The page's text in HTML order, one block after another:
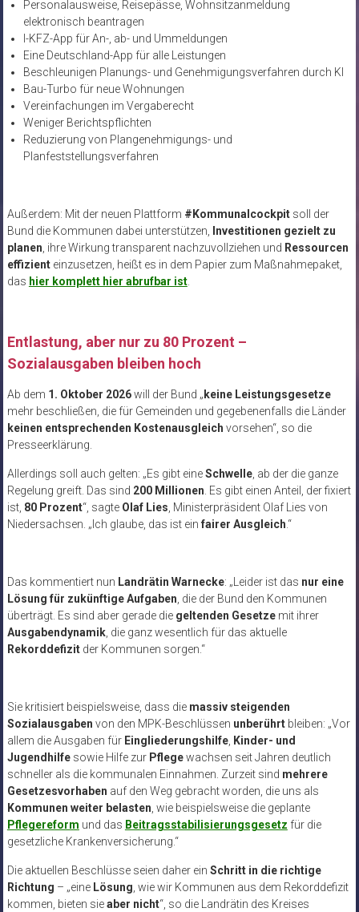
Personalausweise, Reisepässe, Wohnsitzanmeldung
elektronisch beantragen
I-KFZ-App für An-, ab- und Ummeldungen
Eine Deutschland-App für alle Leistungen
Beschleunigen Planungs- und Genehmigungsverfahren durch KI
Bau-Turbo für neue Wohnungen
Vereinfachungen im Vergaberecht
Weniger Berichtspflichten
Reduzierung von Plangenehmigungs- und
Planfeststellungsverfahren
Außerdem: Mit der neuen Plattform #Kommunalcockpitsoll der
Bund die Kommunen dabei unterstützen, Investitionen gezielt zu
planen, ihre Wirkung transparent nachzuvollziehen und Ressourcen
effizienteinzusetzen, heißt es in dem Papier zum Maßnahmepaket,
das hier komplett hier abrufbar ist.
Entlastung, aber nur zu 80 Prozent –
Sozialausgaben bleiben hoch
Ab dem 1. Oktober 2026will der Bund „ keine Leistungsgesetze
mehr beschließen, die für Gemeinden und gegebenenfalls die Länder
keinen entsprechenden Kostenausgleich vorsehen“, so die
Presseerklärung.
Allerdings soll auch gelten: „Es gibt eineSchwelle, ab der die ganze
Regelung greift. Das sind 200 Millionen. Es gibt einen Anteil, der fixiert
ist, 80 Prozent“, sagte Olaf Lies, Ministerpräsident Olaf Lies von
Niedersachsen. „Ich glaube, das ist ein fairer Ausgleich.“
Das kommentiert nun Landrätin Warnecke: „Leider ist das nur eine
Lösung für zukünftige Aufgaben, die der Bund den Kommunen
überträgt. Es sind aber gerade die geltenden Gesetzemit ihrer
Ausgabendynamik, die ganz wesentlich für das aktuelle
Rekorddefizitder Kommunen sorgen.“
Sie kritisiert beispielsweise, dass die massiv steigenden
Sozialausgaben von den MPK-Beschlüssen unberührtbleiben: „Vor
allem die Ausgaben für Eingliederungshilfe, Kinder- und
Jugendhilfesowie Hilfe zur Pflegewachsen seit Jahren deutlich
schneller als die kommunalen Einnahmen. Zurzeit sind mehrere
Gesetzesvorhaben auf den Weg gebracht worden, die uns als
Kommunen weiter belasten, wie beispielsweise die geplante
Pflegereform und das Beitragsstabilisierungsgesetz für die
gesetzliche Krankenversicherung.“
Die aktuellen Beschlüsse seien daher ein Schritt in die richtige
Richtung – „eine Lösung, wie wir Kommunen aus dem Rekorddefizit
kommen, bieten sieaber nicht“, so die Landrätin des Kreises